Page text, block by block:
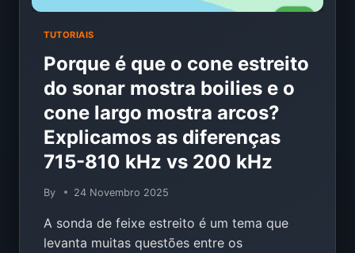
TUTORIAIS
Porque é que o cone estreito
do sonar mostra boilies e o
cone largo mostra arcos?
Explicamos as diferenças
715-810 kHz vs 200 kHz
By 24 Novembro 2025
A sonda de feixe estreito é um tema que
levanta muitas questões entre os